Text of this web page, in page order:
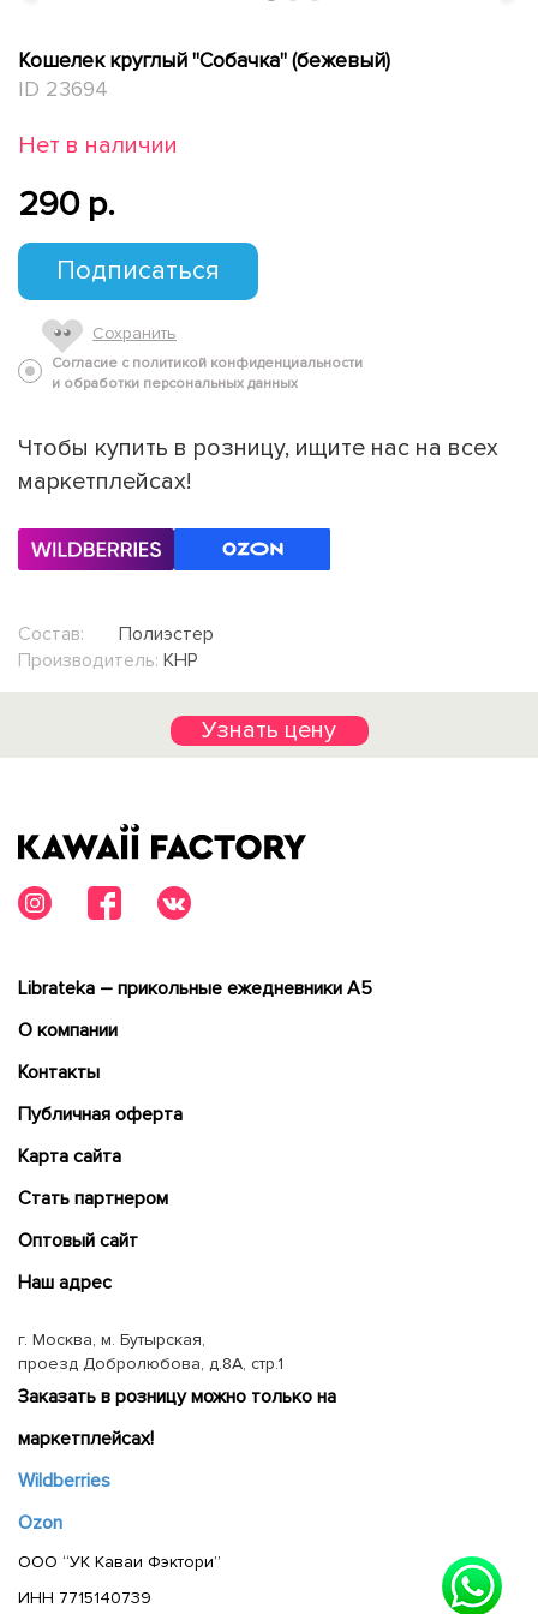
Кошелек круглый "Собачка" (бежевый)
ID 23694
Нет в наличии
290 p.
Подписаться
Сохранить
Согласие с политикой конфиденциальности
и обработки персональных данных
Чтобы купить в розницу, ищите нас на всех
маркетплейсах!
Состав:
Полиэстер
Производитель: КНР
Узнать цену
Librateka – прикольные ежедневники А5
О компании
Контакты
Публичная оферта
Карта сайта
Cтать партнером
Оптовый сайт
Наш адрес
г. Москва, м. Бутырская,
проезд Добролюбова, д.8А, стр.1
Заказать в розницу можно только на
маркетплейсах!
Wildberries
Ozon
ООО “УК Каваи Фэктори”
ИНН 7715140739